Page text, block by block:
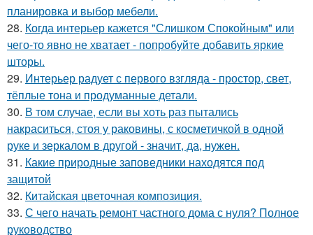
планировка и выбор мебели.
28. Когда интерьер кажется "Слишком Спокойным" или
чего-то явно не хватает - попробуйте добавить яркие
шторы.
29. Интерьер радует с первого взгляда - простор, свет,
тёплые тона и продуманные детали.
30. В том случае, если вы хоть раз пытались
накраситься, стоя у раковины, с косметичкой в одной
руке и зеркалом в другой - значит, да, нужен.
31. Какие природные заповедники находятся под
защитой
32. Китайская цветочная композиция.
33. С чего начать ремонт частного дома с нуля? Полное
руководство